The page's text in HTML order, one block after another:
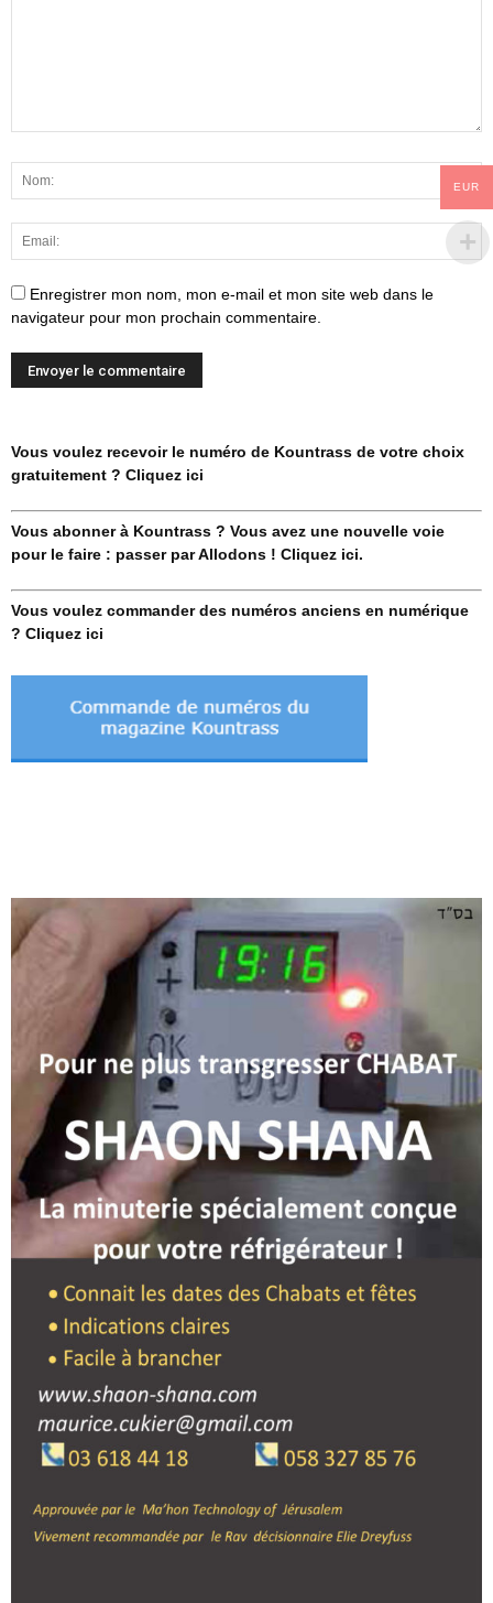
Enregistrer mon nom, mon e-mail et mon site web dans le
navigateur pour mon prochain commentaire.
Vous voulez recevoir le numéro de Kountrass de votre choix
gratuitement ? Cliquez ici
Vous abonner à Kountrass ? Vous avez une nouvelle voie
pour le faire : passer par Allodons ! Cliquez ici.
Vous voulez commander des numéros anciens en numérique
? Cliquez ici
EUR